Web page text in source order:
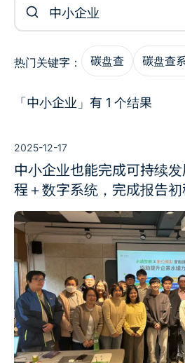
热门关键字： 碳盘查 碳盘查
「中小企业」有 1 个结果
2025-12-17
中小企业也能完成可持续
程＋数字系统，完成报告初